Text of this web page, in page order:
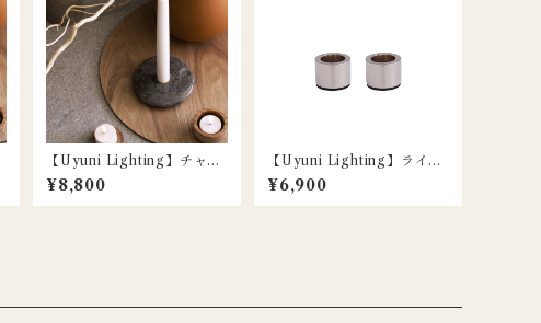
【Uyuni Lighting】チャン
バーキャンドルホルダー / グ
リーン
¥8,800
【Uyuni Lighting】ライト
キャンドルホルダー / クロム
/ 2個セット
¥6,900